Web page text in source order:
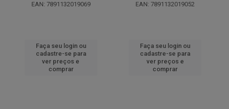
EAN: 7891132019069
Faça seu login ou
cadastre-se para
ver preços e
comprar
EAN: 7891132019052
Faça seu login ou
cadastre-se para
ver preços e
comprar